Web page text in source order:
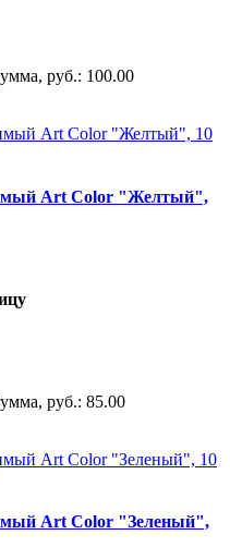
руб.: 100.00
Art Color "Желтый",
руб.: 85.00
Art Color "Зеленый",